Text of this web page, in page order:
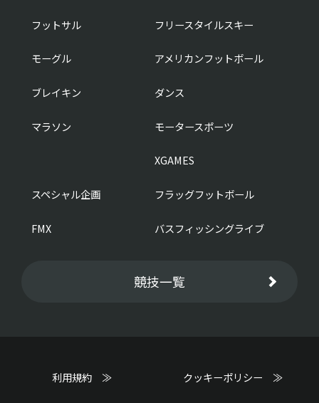
フットサル フリースタイルスキー
モーグル アメリカンフットボール
ブレイキン ダンス
マラソン モータースポーツ
XGAMES
スペシャル企画 フラッグフットボール
FMX バスフィッシングライブ
競技一覧
利用規約 ≫ クッキーポリシー ≫